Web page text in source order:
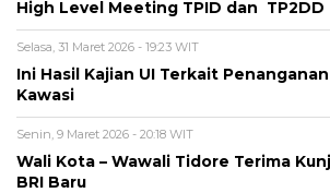
High Level Meeting TPID dan TP2DD
Selasa, 31 Maret 2026 - 19:23 WIT
Ini Hasil Kajian UI Terkait
Kawasi
Senin, 9 Maret 2026 - 20:18 WIT
Wali Kota – Wawali Tidore Terima
BRI Baru